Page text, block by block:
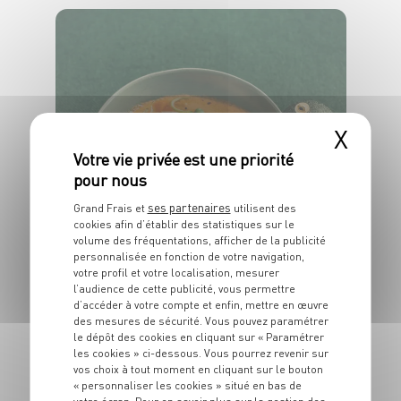
Curry de langouste
aux petits légumes
4 pers. 20 min 20 min
PLAT
X
Grand Frais et ses partenaires utilisent des
cookies afin d’établir des statistiques sur le
volume des fréquentations, afficher de la publicité
personnalisée en fonction de votre navigation,
votre profil et votre localisation, mesurer
l’audience de cette publicité, vous permettre
d’accéder à votre compte et enfin, mettre en œuvre
des mesures de sécurité. Vous pouvez paramétrer
le dépôt des cookies en cliquant sur « Paramétrer
les cookies » ci-dessous. Vous pourrez revenir sur
vos choix à tout moment en cliquant sur le bouton
« personnaliser les cookies » situé en bas de